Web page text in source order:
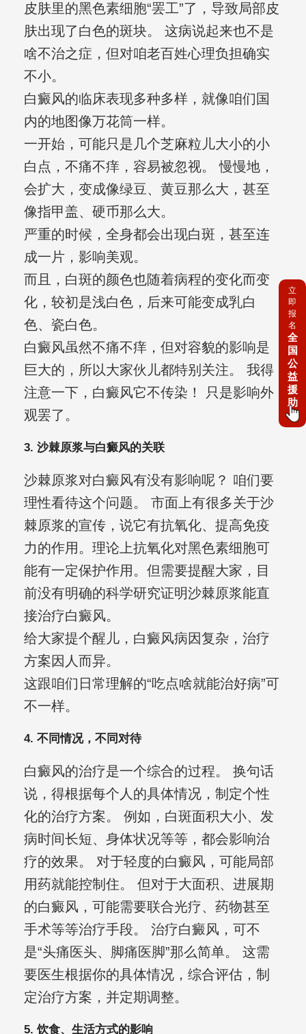
皮肤里的黑色素细胞“罢工”了，导致局部皮
肤出现了白色的斑块。 这病说起来也不是
啥不治之症，但对咱老百姓心理负担确实
不小。
白癜风的临床表现多种多样，就像咱们国
内的地图像万花筒一样。
一开始，可能只是几个芝麻粒儿大小的小
白点，不痛不痒，容易被忽视。 慢慢地，
会扩大，变成像绿豆、黄豆那么大，甚至
像指甲盖、硬币那么大。
严重的时候，全身都会出现白斑，甚至连
成一片，影响美观。
而且，白斑的颜色也随着病程的变化而变
化，较初是浅白色，后来可能变成乳白
色、瓷白色。
白癜风虽然不痛不痒，但对容貌的影响是
巨大的，所以大家伙儿都特别关注。 我得
注意一下，白癜风它不传染！ 只是影响外
观罢了。
3. 沙棘原浆与白癜风的关联
沙棘原浆对白癜风有没有影响呢？ 咱们要
理性看待这个问题。 市面上有很多关于沙
棘原浆的宣传，说它有抗氧化、提高免疫
力的作用。理论上抗氧化对黑色素细胞可
能有一定保护作用。但需要提醒大家，目
前没有明确的科学研究证明沙棘原浆能直
接治疗白癜风。
给大家提个醒儿，白癜风病因复杂，治疗
方案因人而异。
这跟咱们日常理解的“吃点啥就能治好病”可
不一样。
4. 不同情况，不同对待
白癜风的治疗是一个综合的过程。 换句话
说，得根据每个人的具体情况，制定个性
化的治疗方案。 例如，白斑面积大小、发
病时间长短、身体状况等等，都会影响治
疗的效果。 对于轻度的白癜风，可能局部
用药就能控制住。 但对于大面积、进展期
的白癜风，可能需要联合光疗、药物甚至
手术等等治疗手段。 治疗白癜风，可不
是“头痛医头、脚痛医脚”那么简单。 这需
要医生根据你的具体情况，综合评估，制
定治疗方案，并定期调整。
5. 饮食、生活方式的影响
立
即
报
名
全
国
公
益
援
助